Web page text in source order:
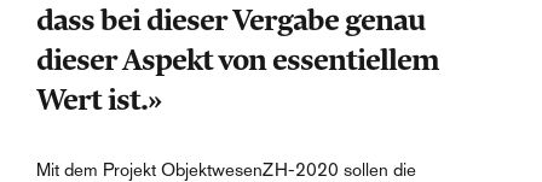
dass bei dieser Vergabe genau
dieser Aspekt von essentiellem
Wert ist.»
Mit dem Projekt ObjektwesenZH-2020 sollen die